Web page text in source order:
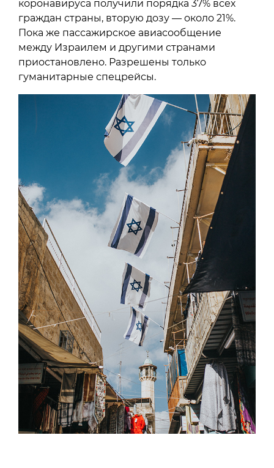
коронавируса получили порядка 37% всех
граждан страны, вторую дозу — около 21%.
Пока же пассажирское авиасообщение
между Израилем и другими странами
приостановлено. Разрешены только
гуманитарные спецрейсы.